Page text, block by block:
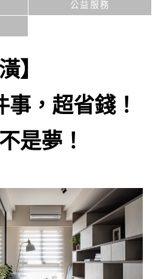
公益服務
】
事，超省錢！
是夢！